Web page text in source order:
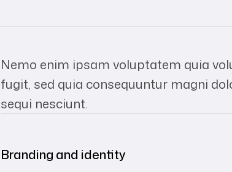
Nemo enim ipsam voluptatem quia
fugit, sed quia consequuntur magni
sequi nesciunt.
Branding and identity